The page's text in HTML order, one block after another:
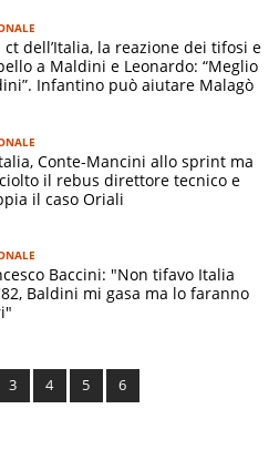
ct dell’Italia, la reazione dei tifosi e
a Maldini e Leonardo: “Meglio
Infantino può aiutare Malagò
Conte-Mancini allo sprint ma
il rebus direttore tecnico e
il caso Oriali
Baccini: "Non tifavo Italia
Baldini mi gasa ma lo faranno
3 4 5 6